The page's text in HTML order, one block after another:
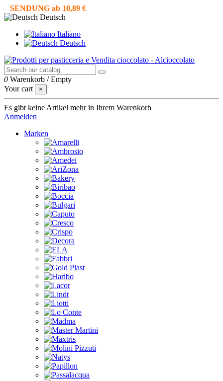
SENDUNG ab 10,89 €
Deutsch
Italiano
Deutsch
0 Warenkorb /Empty
Your cart
×
Es gibt keine Artikel mehr in Ihrem Warenkorb
Anmelden
Marken